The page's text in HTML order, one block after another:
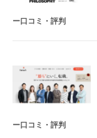
ー口コミ・評判
ー口コミ・評判